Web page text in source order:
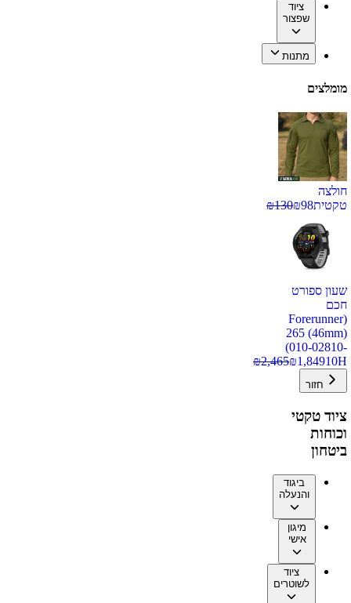
ציוד
שפצור
מתנות
מומלצים
חולצה
טקטית
₪98
₪130
שעון ספורט
חכם
(Forerunner
265 (46mm)
(010-02810-
10H
₪1,849
₪2,465
חזור
ציוד טקטי
וכוחות
ביטחון
ביגוד
והנעלה
מיגון
אישי
ציוד
לשוטרים